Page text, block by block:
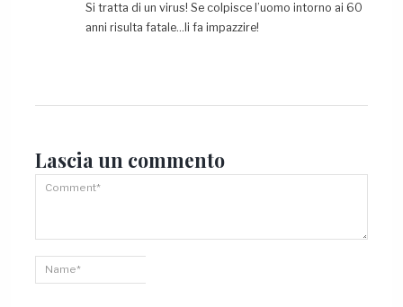
Si tratta di un virus! Se colpisce l’uomo intorno ai 60
anni risulta fatale…li fa impazzire!
Lascia un commento